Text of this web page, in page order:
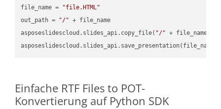
file_name =
"file.HTML"
out_path =
"/" + file_name
asposeslidescloud.slides_api.copy_file( "/" + file_name,
Einfache RTF Files to POT-
Konvertierung auf Python SDK